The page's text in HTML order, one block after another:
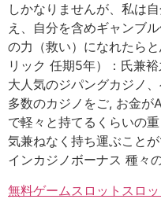
しかなりませんが、私は
え、自分を含めギャンブ
の力（救い）になれたら
リック 任期5年）：氏兼
大人気のジパングカジノ
多数のカジノをご, お金が
で軽々と持てるくらいの
気兼ねなく持ち運ぶこと
インカジノボーナス 種々
無料ゲームスロットスロッ